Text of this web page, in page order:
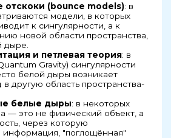
отскоки (bounce models): в
модели, в которых
к сингулярности, а к
новой области пространства,
дыре.
и петлевая теория: в
Gravity) сингулярности
белой дыры возникает
другую область пространства-
белые дыры: в некоторых
— это не физический объект, а
через которую
информация, "поглощённая"